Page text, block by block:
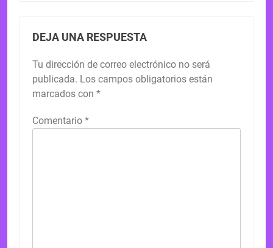
DEJA UNA RESPUESTA
Tu dirección de correo electrónico no será
publicada. Los campos obligatorios están
marcados con *
Comentario *